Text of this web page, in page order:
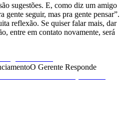
sugestões. E, como diz um amigo
gente seguir, mas pra gente pensar”.
reflexão. Se quiser falar mais, dar
entre em contato novamente, será
O Gerente Responde